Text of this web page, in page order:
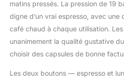
matins pressés. La pression de 19
digne d’un vrai espresso, avec une
café chaud à chaque utilisation.
unanimement la qualité gustative
choisir des capsules de bonne
Les deux boutons — espresso et